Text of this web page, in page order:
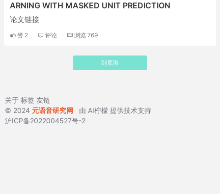
ARNING WITH MASKED UNIT PREDICTION
论文链接
赞 2 评论 浏览 769
到底啦
关于 标签 友链
© 2024 元语音研究网 由 AI柠檬 提供技术支持
沪ICP备2022004527号-2